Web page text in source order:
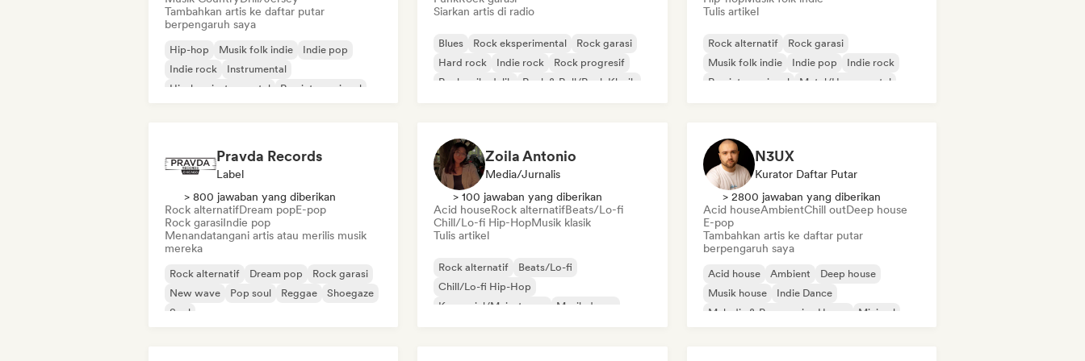
Tambahkan artis ke daftar putar
berpengaruh saya
Hip-hop Musik folk indie
Indie pop
Indie rock
Instrumental
Hip-hop instrumental
Rap internasional
Siarkan artis di radio
Blues Rock eksperimental
Rock garasi
Hard rock
Indie rock
Rock progresif
Rock psikedelik
Rock & Roll/Rock Klasik
Tulis artikel
Rock alternatif
Rock garasi
Musik folk indie
Indie pop
Indie rock
Rap internasional
Metal/Heavy metal
Pravda Records
Label
> 800 jawaban yang diberikan
Rock alternatifDream popE-pop
Rock garasiIndie pop
Menandatangani artis atau merilis musik
mereka
Rock alternatif Dream pop
Rock garasi
New wave
Pop soul Reggae
Shoegaze
Soul
Zoila Antonio
Media/Jurnalis
> 100 jawaban yang diberikan
Acid houseRock alternatifBeats/Lo-fi
Chill/Lo-fi Hip-HopMusik klasik
Tulis artikel
Rock alternatif
Beats/Lo-fi
Chill/Lo-fi Hip-Hop
Komersial/Mainstream
Musik dansa
N3UX
Kurator Daftar Putar
> 2800 jawaban yang diberikan
Acid houseAmbientChill outDeep house
E-pop
Tambahkan artis ke daftar putar
berpengaruh saya
Acid house Ambient
Deep house
Musik house
Indie Dance
Melodic & Progressive House
Minimal